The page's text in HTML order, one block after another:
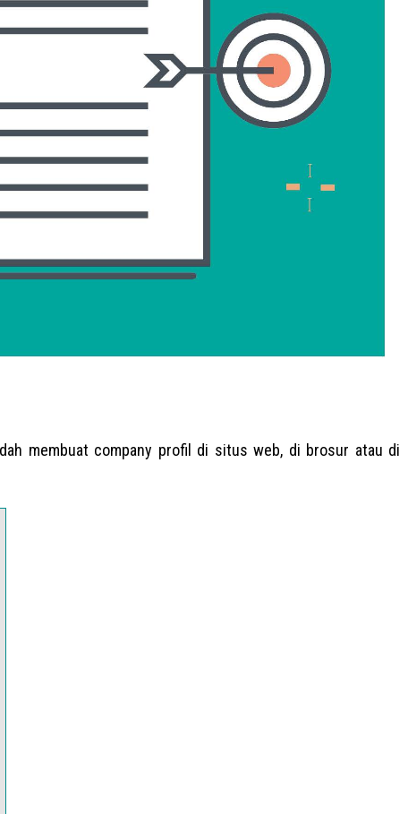
membuat company profil di situs web, di brosur atau di